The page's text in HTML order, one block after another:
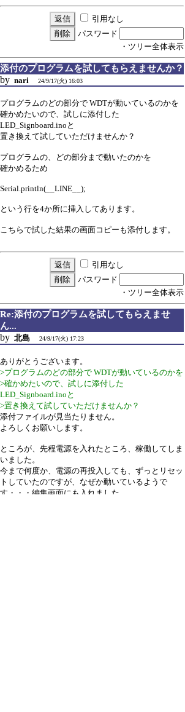
引用なし
パスワード
・ツリー全体表示
添付のプログラムを試してもらえませんか？
by nari 24/9/17(火) 16:03
プログラムのどの部分で WDTが動いているのかを
確かめたいので、試しに添付した
LED_Signboard.inoと
置き換えて試していただけませんか？
プログラムの、どの部分まで動いたのかを
確かめるため
Serial.println(__LINE__);
という行を4か所に挿入してあります。
こちらで試した結果の画面コピーも添付します。
引用なし
パスワード
・ツリー全体表示
Re:添付のプログラムを試してもらえませ
ん...
by 北島 24/9/17(火) 17:23
ありがとうございます。
>プログラムのどの部分で WDTが動いているのかを
>確かめたいので、試しに添付した
LED_Signboard.inoと
>置き換えて試していただけませんか？
添付ファイルが見当たりません。
よろしくお願いします。
ところが、先程電源を入れたところ、稼働してしま
いました。
今まで何度か、電源の再投入しても、ずっとリセッ
トしていたのですが、なぜか動いているようで
す・・・編集画面にも入れました。